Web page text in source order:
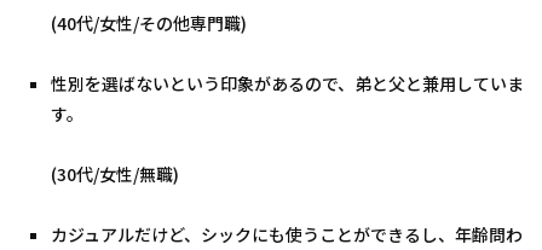
(40代/女性/その他専門職)
性別を選ばないという印象があるので、弟と父と兼用していま
す。
(30代/女性/無職)
カジュアルだけど、シックにも使うことができるし、年齢問わ